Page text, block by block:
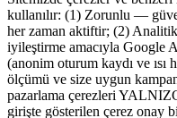
kullanılır: (1) Zorunlu —
her zaman aktiftir; (2)
iyileştirme amacıyla Google
(anonim oturum kaydı ve
ölçümü ve size uygun
pazarlama çerezleri
girişte gösterilen çerez onay